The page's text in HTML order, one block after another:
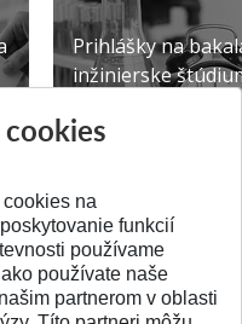
Prihlášky na
inžinierske
Publikované
na
funkcií
používame
používate naše
partnerom v oblasti